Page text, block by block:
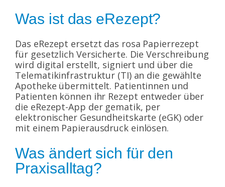
Was ist das eRezept?
Das eRezept ersetzt das rosa Papierrezept
für gesetzlich Versicherte. Die Verschreibung
wird digital erstellt, signiert und über die
Telematikinfrastruktur (TI) an die gewählte
Apotheke übermittelt. Patientinnen und
Patienten können ihr Rezept entweder über
die eRezept-App der gematik, per
elektronischer Gesundheitskarte (eGK) oder
mit einem Papierausdruck einlösen.
Was ändert sich für den
Praxisalltag?